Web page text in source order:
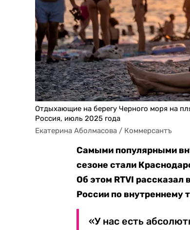
Отдыхающие на берегу Черного моря на
Россия, июль 2025 года
Екатерина Аболмасова / Коммерсантъ
Самыми популярными
сезоне стали
Об этом RTVI
России по внутреннему
«У нас есть